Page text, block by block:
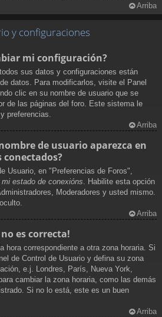
Arriba
y configuraciones
mi configuración?
sus datos y configuraciones están
datos. Para modificarlos, visite el Panel
clic en su nombre de usuario que se
de las páginas del foro. Este sistema le
preferencias.
Arriba
de usuario aparezca en
Usuario, en "Preferencias de Foros",
estado de conexións. Habilite esta opción
Moderadores y usted mismo.
Arriba
es correcta!
hora correspondiente a otra zona horaria. Si
de Control de Usuario y defina su zona
e.j. Londres, París, Nueva York,
cambiar la zona horaria, como las demás
Si no lo está, este es un buen
Arriba